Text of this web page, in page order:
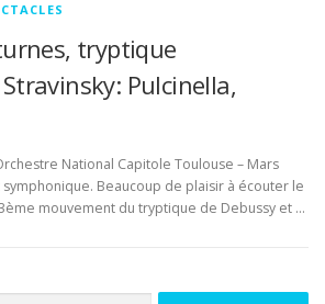
tryptique
Pulcinella,
National Capitole Toulouse – Mars
Beaucoup de plaisir à écouter le
mouvement du tryptique de Debussy et …